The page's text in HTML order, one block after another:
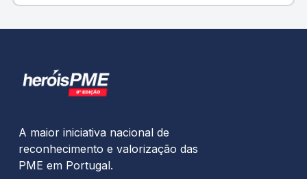
A maior iniciativa nacional de
reconhecimento e valorização das
PME em Portugal.